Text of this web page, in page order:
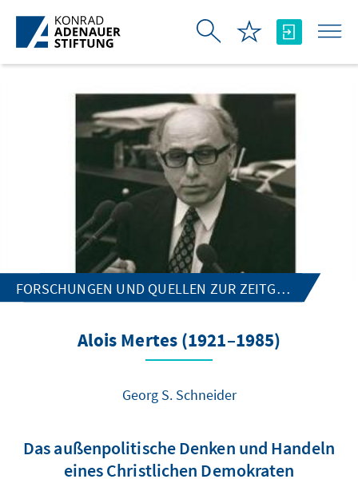
跳转到主内容
FORSCHUNGEN UND QUELLEN ZUR ZEITGESCHICHTE
Alois Mertes (1921–1985)
Georg S. Schneider
Das außenpolitische Denken und Handeln
eines Christlichen Demokraten